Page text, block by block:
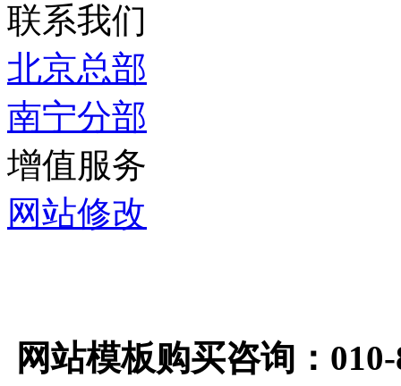
联系我们
北京总部
南宁分部
增值服务
网站修改
网站模板购买咨询：010-